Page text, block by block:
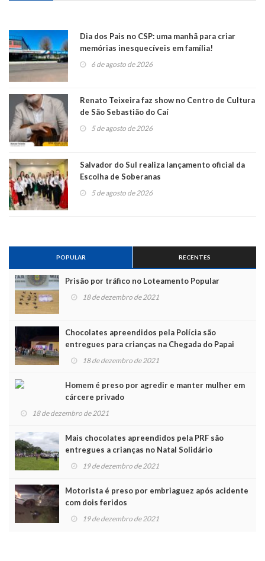
Dia dos Pais no CSP: uma manhã para criar
memórias inesquecíveis em família!
6 de agosto de 2026
Renato Teixeira faz show no Centro de Cultura
de São Sebastião do Caí
5 de agosto de 2026
Salvador do Sul realiza lançamento oficial da
Escolha de Soberanas
5 de agosto de 2026
POPULAR RECENTES
Prisão por tráfico no Loteamento Popular
18 de dezembro de 2021
Chocolates apreendidos pela Polícia são
entregues para crianças na Chegada do Papai
Noel
18 de dezembro de 2021
Homem é preso por agredir e manter mulher em
cárcere privado
18 de dezembro de 2021
Mais chocolates apreendidos pela PRF são
entregues a crianças no Natal Solidário
19 de dezembro de 2021
Motorista é preso por embriaguez após acidente
com dois feridos
19 de dezembro de 2021